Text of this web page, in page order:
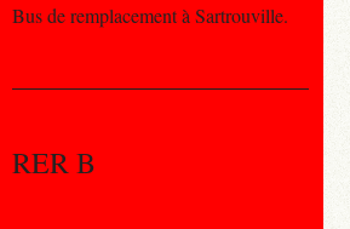
Bus de remplacement à Sartrouville.
RER B